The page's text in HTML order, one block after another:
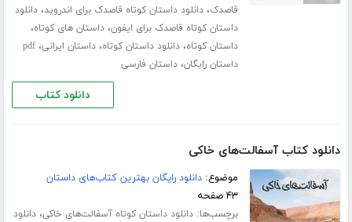
قاصدک،دانلود داستان کوتاه قاصدک برای اندروید،دانلود
داستان کوتاه قاصدک برای ایفون،داستان های کوتاه،
داستان کوتاه،دانلود داستان کوتاه،داستان ایرانی،pdf
داستان رایگان،داستان فارسی
دانلود کتاب
دانلود کتاب آسفالت‌های خاکی
موضوع:دانلود رایگان بهترین کتاب‌های داستان
۴۳ صفحه
برچسب‌ها:دانلود داستان کوتاه آسفالت‌های خاکی،دانلود